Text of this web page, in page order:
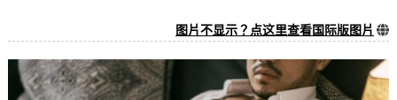
图片不显示？点这里查看国际版图片